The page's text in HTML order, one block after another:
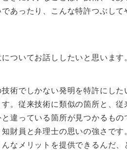
あったり、こんな特許つぶし
ついてお話ししたいと思います。
術でしかない発明を特許にした
。従来技術に類似の箇所と、従
違っている箇所が見つかるも
財員と弁理士の思いの強さで
なメリットを提供できるんだ